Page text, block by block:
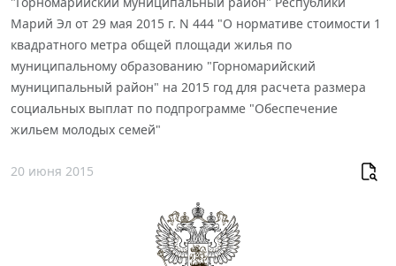
Марий Эл от 29 мая 2015 г. N 444 "О нормативе стоимости 1
квадратного метра общей площади жилья по
муниципальному образованию "Горномарийский
муниципальный район" на 2015 год для расчета размера
социальных выплат по подпрограмме "Обеспечение
жильем молодых семей"
20 июня 2015